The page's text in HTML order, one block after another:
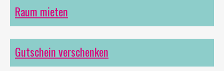
Raum mieten
Gutschein verschenken